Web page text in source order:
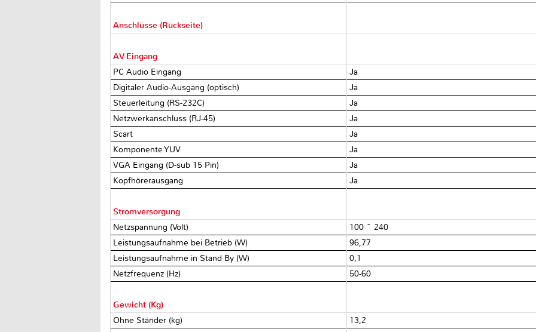
Anschlüsse (Rückseite)
AV-Eingang
PC Audio Eingang
Ja
Digitaler Audio-Ausgang (optisch)
Ja
Steuerleitung (RS-232C)
Ja
Netzwerkanschluss (RJ-45)
Ja
Scart
Ja
Komponente YUV
Ja
VGA Eingang (D-sub 15 Pin)
Ja
Kopfhörerausgang
Ja
Stromversorgung
Netzspannung (Volt)
100 ~ 240
Leistungsaufnahme bei Betrieb (W)
96,77
Leistungsaufnahme in Stand By (W)
0,1
Netzfrequenz (Hz)
50-60
Gewicht (Kg)
Ohne Ständer (kg)
13,2